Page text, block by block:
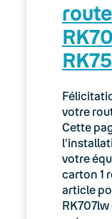
votre
Cette
votre
carton 1
article
RK707lw